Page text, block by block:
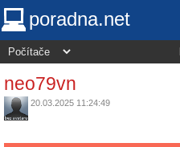
poradna.net
neo79vn
20.03.2025 11:24:49